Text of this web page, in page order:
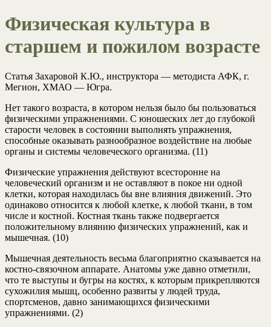
Физическая культура в
старшем и пожилом возрасте
Статья Захаровой К.Ю., инструктора — методиста АФК, г.
Мегион, ХМАО — Югра.
Нет такого возраста, в котором нельзя было бы пользоваться
физическими упражнениями. С юношеских лет до глубокой
старости человек в состоянии выполнять упражнения,
способные оказывать разнообразное воздействие на любые
органы и системы человеческого организма. (11)
Физические упражнения действуют всесторонне на
человеческий организм и не оставляют в покое ни одной
клетки, которая находилась бы вне влияния движений. Это
одинаково относится к любой клетке, к любой ткани, в том
числе и костной. Костная ткань также подвергается
положительному влиянию физических упражнений, как и
мышечная. (10)
Мышечная деятельность весьма благоприятно сказывается на
костно-связочном аппарате. Анатомы уже давно отметили,
что те выступы и бугры на костях, к которым прикрепляются
сухожилия мышц, особенно развиты у людей труда,
спортсменов, давно занимающихся физическими
упражнениями. (2)